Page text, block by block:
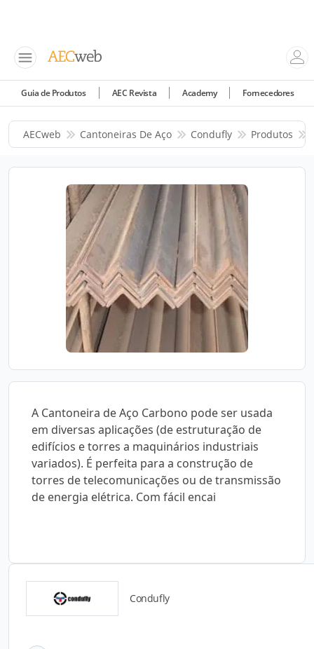
Guia de Produtos AEC Revista Academy Fornecedores
AECweb Cantoneiras De Aço Condufly Produtos
A Cantoneira de Aço Carbono pode ser usada
em diversas aplicações (de estruturação de
edifícios e torres a maquinários industriais
variados). É perfeita para a construção de
torres de telecomunicações ou de transmissão
de energia elétrica. Com fácil encai
Condufly
Detalhes do produto